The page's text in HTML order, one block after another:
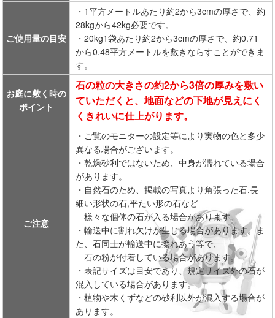
ご使用量の目安
・1平方メートルあたり約2から3cmの厚さで、約
28kgから42kg必要です。
・20kg1袋あたり約2から3cmの厚さで、約0.71
から0.48平方メートルを敷きならすことができま
す。
お庭に敷く時の
ポイント
石の粒の大きさの約2から3倍の厚みを敷い
ていただくと、地面などの下地が見えにく
くきれいに仕上がります。
ご注意
・ご覧のモニターの設定等により実物の色と多少
異なる場合がございます。
・乾燥砂利ではないため、中身が濡れている場合
があります。
・自然石のため、掲載の写真より角張った石,長
細い形状の石,平たい形の石など
様々な個体の石が入る場合があります。
・輸送中に割れ欠けが生じる場合があります。ま
た、石同士が輸送中に擦れあう等で、
石の粉が付着している場合があります。
・表記サイズは目安であり、規定サイズ外の石が
混入している場合があります。
・植物や木くずなどの砂利以外が混入する場合が
あります。